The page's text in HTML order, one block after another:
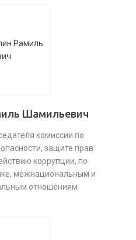
Шамильевич
комиссии по
защите прав
коррупции, по
межнациональным и
отношениям